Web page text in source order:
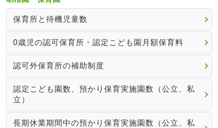
保育所と待機児童数
0歳児の認可保育所・認定こども園月額保育料
認可外保育所の補助制度
認定こども園数、預かり保育実施園数（公立、私
立）
長期休業期間中の預かり保育実施園数（公立、私